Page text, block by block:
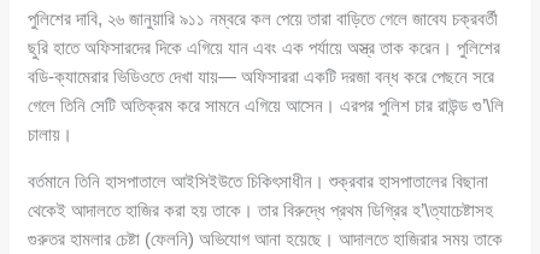
পুলিশের দাবি, ২৬ জানুয়ারি ৯১১ নম্বরে কল পেয়ে তারা বাড়িতে গেলে জাবেয চক্রবর্তী
ছুরি হাতে অফিসারদের দিকে এগিয়ে যান এবং এক পর্যায়ে অস্ত্র তাক করেন। পুলিশের
বডি-ক্যামেরার ভিডিওতে দেখা যায়— অফিসাররা একটি দরজা বন্ধ করে পেছনে সরে
গেলে তিনি সেটি অতিক্রম করে সামনে এগিয়ে আসেন। এরপর পুলিশ চার রাউন্ড গু’\লি
চালায়।
বর্তমানে তিনি হাসপাতালে আইসিইউতে চিকিৎসাধীন। শুক্রবার হাসপাতালের বিছানা
থেকেই আদালতে হাজির করা হয় তাকে। তার বিরুদ্ধে প্রথম ডিগ্রির হ’\ত্যাচেষ্টাসহ
গুরুতর হামলার চেষ্টা (ফেলনি) অভিযোগ আনা হয়েছে। আদালতে হাজিরার সময় তাকে